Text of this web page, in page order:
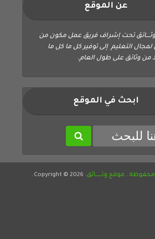
عن الموقع
تحت إشراف فريق عمل مكون من
التعليم إلى توفير كل ما كل ما
من وثائق على طول العام.
ابحث في الموقع
محفوظة . موقع وثــــــائق. Copyright © 2026.